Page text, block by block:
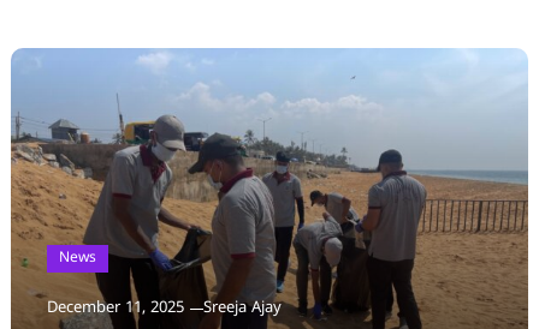
News
December 11, 2025 Sreeja Ajay